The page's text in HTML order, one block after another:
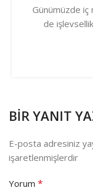
Günümüzde
de
BIR YANIT
E-posta adresiniz
işaretlenmişlerdir
Yorum *